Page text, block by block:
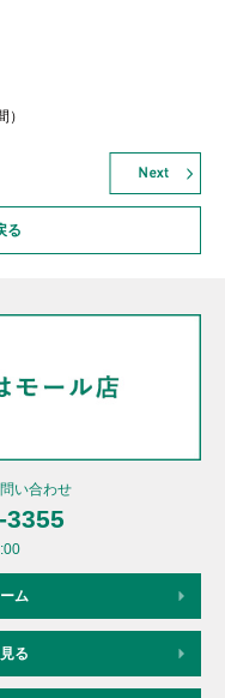
る
い合わせ
3355
ム
る